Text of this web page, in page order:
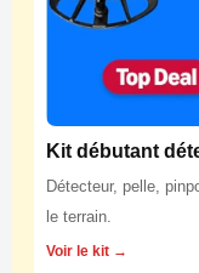
Kit débutant
Détecteur, pelle,
le terrain.
Voir le kit →